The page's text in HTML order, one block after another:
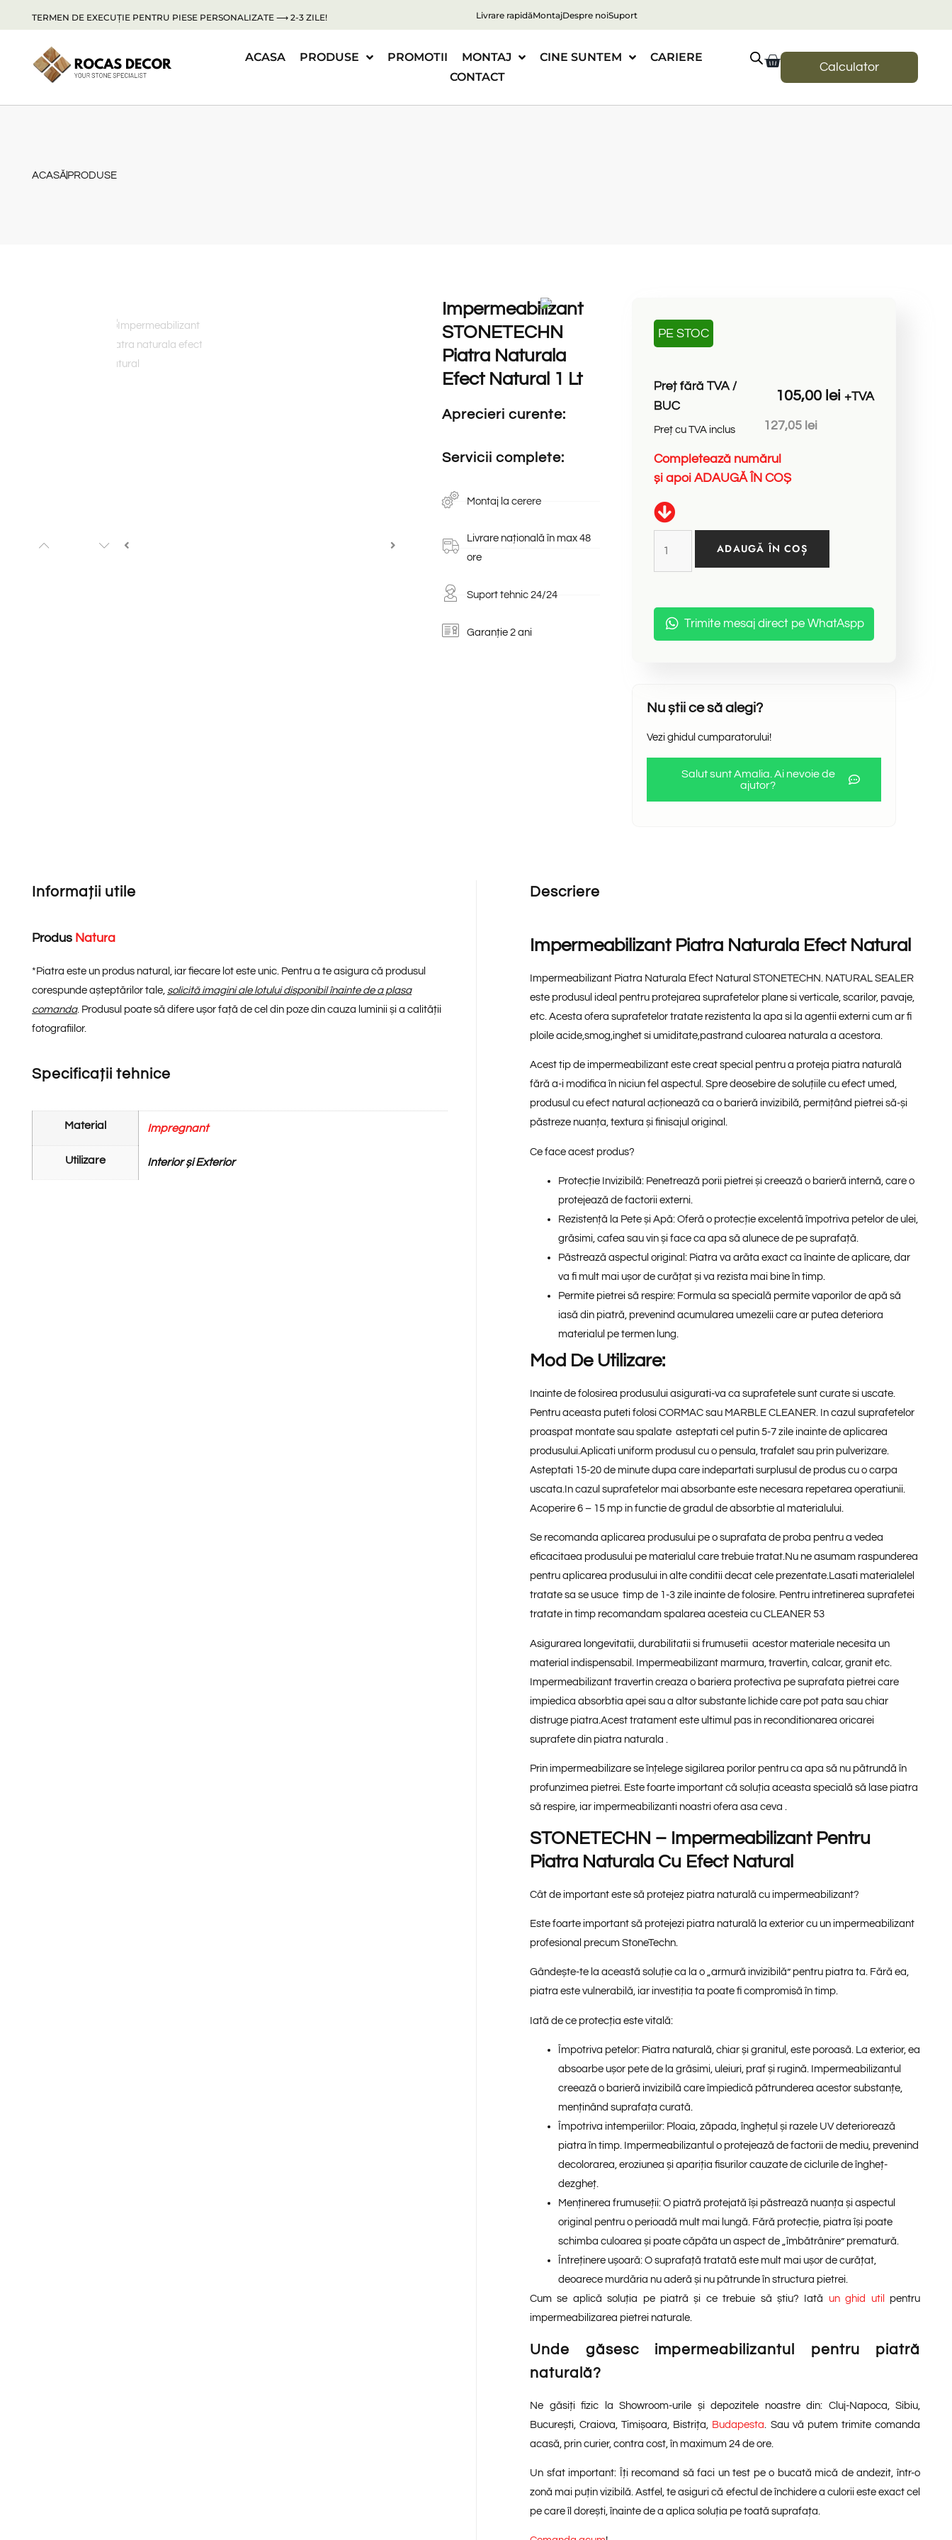
TERMEN DE EXECUȚIE PENTRU PIESE PERSONALIZATE ⟶ 2-3 ZILE! Livrare rapidăMontajDespre noiSuport
ACASA PRODUSE PROMOTII MONTAJ CINE SUNTEM
CARIERE
CONTACT
Calculator
ACASĂ PRODUSE
Impermeabilizant
STONETECHN
Piatra Naturala
Efect Natural 1 Lt
Aprecieri curente:
Servicii complete:
Montaj la cerere
Livrare națională în max 48
ore
Suport tehnic 24/24
Garanție 2 ani
PE STOC
Preț fără TVA /
BUC
105,00 lei +TVA
Preț cu TVA inclus 127,05 lei
Completează numărul
și apoi ADAUGĂ ÎN COȘ
ADAUGĂ ÎN COȘ
Trimite mesaj direct pe WhatAspp
Nu știi ce să alegi?
Vezi ghidul cumparatorului!
Salut sunt Amalia. Ai nevoie de
ajutor?
Informații utile
Produs Natura
* Piatra este un produs natural, iar fiecare lot este unic. Pentru a te asigura că produsul
corespunde așteptărilor tale, solicită imagini ale lotului disponibil înainte de a plasa
comanda. Produsul poate să difere ușor față de cel din poze din cauza luminii și a calității
fotografiilor.
Specificații tehnice
Material Impregnant
Utilizare Interior și Exterior
Descriere
Impermeabilizant Piatra Naturala Efect Natural
Impermeabilizant Piatra Naturala Efect Natural STONETECHN.
NATURAL SEALER
este produsul ideal pentru protejarea suprafetelor plane si verticale, scarilor, pavaje,
etc. Acesta ofera suprafetelor tratate rezistenta la apa si la agentii externi cum ar fi
ploile acide,smog,inghet si umiditate,pastrand culoarea naturala a acestora.
Acest tip de impermeabilizant este creat special pentru a proteja piatra naturală
fără a-i modifica în niciun fel aspectul . Spre deosebire de soluțiile cu efect umed,
produsul cu efect natural acționează ca o barieră invizibilă, permițând pietrei să-și
păstreze nuanța, textura și finisajul original.
Ce face acest produs?
Protecție Invizibilă: Penetrează porii pietrei și creează o barieră internă, care o
protejează de factorii externi.
Rezistență la Pete și Apă: Oferă o protecție excelentă împotriva petelor de ulei,
grăsimi, cafea sau vin și face ca apa să alunece de pe suprafață.
Păstrează aspectul original: Piatra va arăta exact ca înainte de aplicare, dar
va fi mult mai ușor de curățat și va rezista mai bine în timp.
Permite pietrei să respire: Formula sa specială permite vaporilor de apă să
iasă din piatră, prevenind acumularea umezelii care ar putea deteriora
materialul pe termen lung.
Mod De Utilizare:
Inainte de folosirea produsului asigurati-va ca suprafetele sunt curate si uscate.
Pentru aceasta puteti folosi CORMAC sau MARBLE CLEANER. In cazul suprafetelor
proaspat montate sau spalate asteptati cel putin 5-7 zile inainte de aplicarea
produsului.Aplicati uniform produsul cu o pensula, trafalet sau prin pulverizare.
Asteptati 15-20 de minute dupa care indepartati surplusul de produs cu o carpa
uscata.In cazul suprafetelor mai absorbante este necesara repetarea operatiunii.
Acoperire 6 – 15 mp in functie de gradul de absorbtie al materialului.
Se recomanda aplicarea produsului pe o suprafata de proba pentru a vedea
eficacitaea produsului pe materialul care trebuie tratat.Nu ne asumam raspunderea
pentru aplicarea produsului in alte conditii decat cele prezentate.Lasati materialelel
tratate sa se usuce timp de 1-3 zile inainte de folosire. Pentru intretinerea suprafetei
tratate in timp recomandam spalarea acesteia cu CLEANER 53
Asigurarea longevitatii, durabilitatii si frumusetii acestor materiale necesita un
material indispensabil. Impermeabilizant marmura, travertin, calcar, granit etc.
Impermeabilizant travertin creaza o bariera protectiva pe suprafata pietrei care
impiedica absorbtia apei sau a altor substante lichide care pot pata sau chiar
distruge piatra.Acest tratament este ultimul pas in reconditionarea oricarei
suprafete din piatra naturala .
Prin impermeabilizare se înțelege sigilarea porilor pentru ca apa să nu pătrundă în
profunzimea pietrei. Este foarte important că soluția aceasta specială să lase piatra
să respire, iar impermeabilizanti noastri ofera asa ceva .
STONETECHN – Impermeabilizant Pentru
Piatra Naturala Cu Efect Natural
Cât de important este să protejez piatra naturală cu impermeabilizant?
Este foarte important să protejezi piatra naturală la exterior cu un impermeabilizant
profesional precum StoneTechn.
Gândește-te la această soluție ca la o „armură invizibilă” pentru piatra ta. Fără ea,
piatra este vulnerabilă, iar investiția ta poate fi compromisă în timp.
Iată de ce protecția este vitală:
Împotriva petelor: Piatra naturală, chiar și granitul, este poroasă. La exterior, ea
absoarbe ușor pete de la grăsimi, uleiuri, praf și rugină. Impermeabilizantul
creează o barieră invizibilă care împiedică pătrunderea acestor substanțe,
menținând suprafața curată.
Împotriva intemperiilor: Ploaia, zăpada, înghețul și razele UV deteriorează
piatra în timp. Impermeabilizantul o protejează de factorii de mediu, prevenind
decolorarea, eroziunea și apariția fisurilor cauzate de ciclurile de îngheț-
dezgheț.
Menținerea frumuseții: O piatră protejată își păstrează nuanța și aspectul
original pentru o perioadă mult mai lungă. Fără protecție, piatra își poate
schimba culoarea și poate căpăta un aspect de „îmbătrânire” prematură.
Întreținere ușoară: O suprafață tratată este mult mai ușor de curățat,
deoarece murdăria nu aderă și nu pătrunde în structura pietrei.
Cum se aplică soluția pe piatră și ce trebuie să știu? Iată un ghid util
pentru
impermeabilizarea pietrei naturale.
Unde găsesc impermeabilizantul pentru piatră
naturală?
Ne găsiți fizic la Showroom-urile și depozitele noastre din: Cluj-Napoca, Sibiu,
București, Craiova, Timișoara, Bistrița, Budapesta . Sau vă putem trimite comanda
acasă, prin curier, contra cost, în maximum 24 de ore.
Un sfat important: Îți recomand să faci un test pe o bucată mică de andezit, într-o
zonă mai puțin vizibilă. Astfel, te asiguri că efectul de închidere a culorii este exact cel
pe care îl dorești, înainte de a aplica soluția pe toată suprafața.